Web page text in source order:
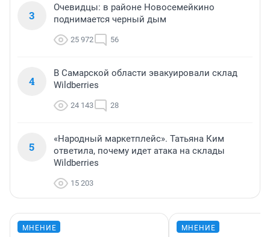
3
Очевидцы: в районе Новосемейкино
поднимается черный дым
25 972 56
4
В Самарской области эвакуировали склад
Wildberries
24 143 28
5
«Народный маркетплейс». Татьяна Ким
ответила, почему идет атака на склады
Wildberries
15 203
МНЕНИЕ МНЕНИЕ